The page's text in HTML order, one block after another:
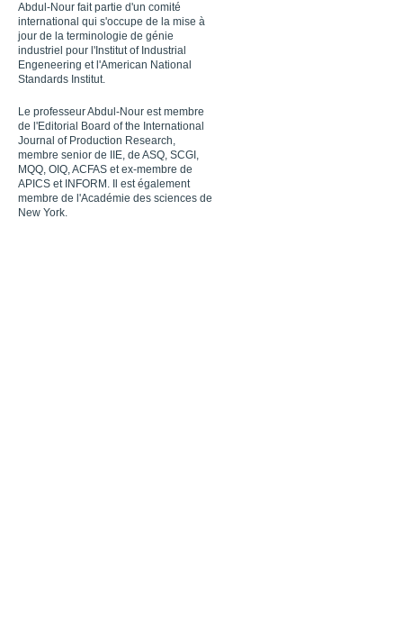
Abdul-Nour fait partie d'un comité
international qui s'occupe de la mise à
jour de la terminologie de génie
industriel pour l'Institut of Industrial
Engeneering et l'American National
Standards Institut.
Le professeur Abdul-Nour est membre
de l'Editorial Board of the International
Journal of Production Research,
membre senior de IIE, de ASQ, SCGI,
MQQ, OIQ, ACFAS et ex-membre de
APICS et INFORM. Il est également
membre de l'Académie des sciences de
New York.